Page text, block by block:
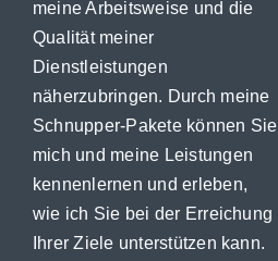
meine Arbeitsweise und die
Qualität meiner
Dienstleistungen
näherzubringen. Durch meine
Schnupper-Pakete können Sie
mich und meine Leistungen
kennenlernen und erleben,
wie ich Sie bei der Erreichung
Ihrer Ziele unterstützen kann.